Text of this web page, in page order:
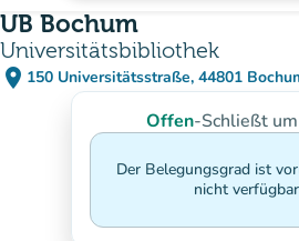
UB Bochum
Universitätsbibliothek
place 150 Universitätsstraße, 44801
(in Google
(new tab)
Offen-Schließt
Der Belegungsgrad ist
nicht